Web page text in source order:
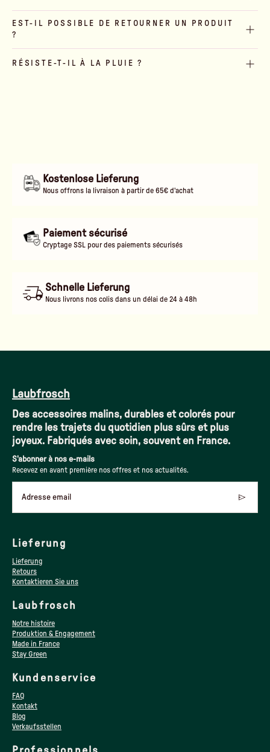
EST-IL POSSIBLE DE RETOURNER UN PRODUIT
?
RÉSISTE-T-IL À LA PLUIE ?
Kostenlose Lieferung
Nous offrons la livraison à partir de 65€ d'achat
Paiement sécurisé
Cryptage SSL pour des paiements sécurisés
Schnelle Lieferung
Nous livrons nos colis dans un délai de 24 à 48h
Laubfrosch
Des accessoires malins, durables et colorés pour
rendre les trajets du quotidien plus sûrs et plus
joyeux. Fabriqués avec soin, souvent en France.
S'abonner à nos e-mails
Recevez en avant première nos offres et nos actualités.
Adresse email
Lieferung
Lieferung
Retours
Kontaktieren Sie uns
Laubfrosch
Notre histoire
Produktion & Engagement
Made in France
Stay Green
Kundenservice
FAQ
Kontakt
Blog
Verkaufsstellen